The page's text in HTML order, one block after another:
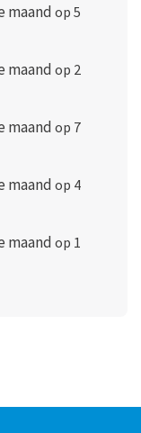
maand op 5
maand op 2
maand op 7
maand op 4
maand op 1